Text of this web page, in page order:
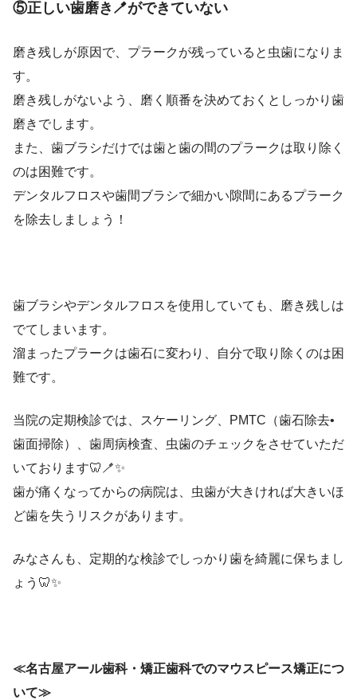
⑤正しい歯磨き🪥ができていない
磨き残しが原因で、プラークが残っていると虫歯になりま
す。
磨き残しがないよう、磨く順番を決めておくとしっかり歯
磨きでします。
また、歯ブラシだけでは歯と歯の間のプラークは取り除く
のは困難です。
デンタルフロスや歯間ブラシで細かい隙間にあるプラーク
を除去しましょう！
歯ブラシやデンタルフロスを使用していても、磨き残しは
でてしまいます。
溜まったプラークは歯石に変わり、自分で取り除くのは困
難です。
当院の定期検診では、スケーリング、PMTC（歯石除去•
歯面掃除）、歯周病検査、虫歯のチェックをさせていただ
いております🦷🪥✨
歯が痛くなってからの病院は、虫歯が大きければ大きいほ
ど歯を失うリスクがあります。
みなさんも、定期的な検診でしっかり歯を綺麗に保ちまし
ょう🦷✨
≪名古屋アール歯科・矯正歯科でのマウスピース矯正につ
いて≫